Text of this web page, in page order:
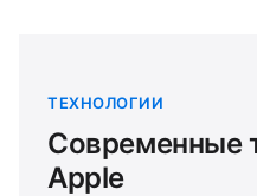
ТЕХНОЛОГИИ
Современные
Apple